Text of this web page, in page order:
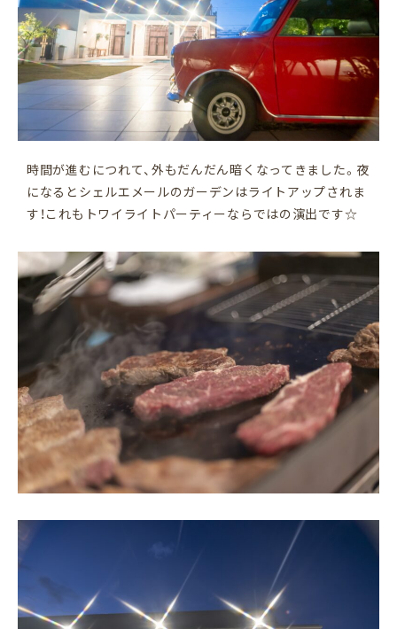
時間が進むにつれて、外もだんだん暗くなってきました。夜
になるとシェルエメールのガーデンはライトアップされま
す！これもトワイライトパーティーならではの演出です☆